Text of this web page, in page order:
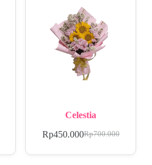
Celestia
Rp700.000
Rp450.000